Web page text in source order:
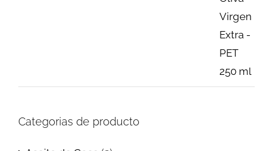
Categorias de producto